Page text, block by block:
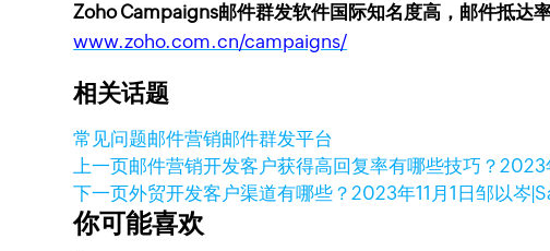
Zoho Campaigns邮件群发软件国际知名度高，邮件抵达
www.zoho.com.cn/campaigns/
相关话题
常见问题邮件营销邮件群发平台
上一页邮件营销开发客户获得高回复率有哪些技巧？2023
下一页外贸开发客户渠道有哪些？2023年11月1日邹以岑
你可能喜欢